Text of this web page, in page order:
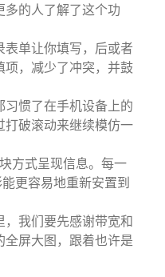
的人了解了这个功
单让你填写，后或者
，减少了冲突，并鼓
惯了在手机设备上的
破滚动来继续模仿一
方式呈现信息。每一
更容易地重新安置到
我们要先感谢带宽和
屏大图，跟着也许是